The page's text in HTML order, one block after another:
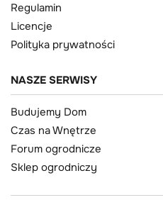
Regulamin
Licencje
Polityka prywatności
NASZE SERWISY
Budujemy Dom
Czas na Wnętrze
Forum ogrodnicze
Sklep ogrodniczy